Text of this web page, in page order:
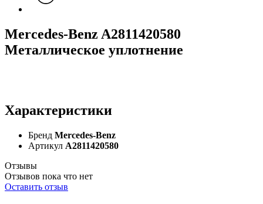
Mercedes-Benz A2811420580
Металлическое уплотнение
Характеристики
Бренд Mercedes-Benz
Артикул A2811420580
Отзывы
Отзывов пока что нет
Оставить отзыв